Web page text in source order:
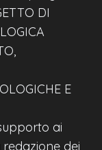
DI
E
ai
dei